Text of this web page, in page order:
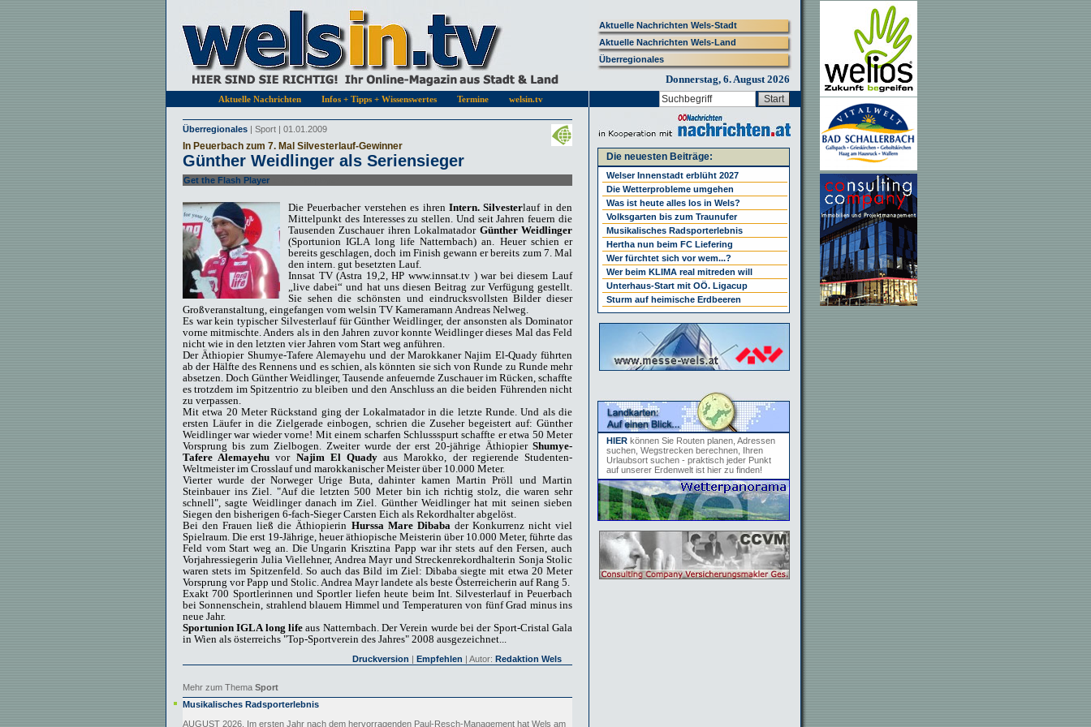
Aktuelle Nachrichten Wels-Stadt
Aktuelle Nachrichten Wels-Land
Überregionales
Donnerstag, 6. August 2026
Aktuelle Nachrichten Infos + Tipps + Wissenswertes Termine welsin.tv
Überregionales | Sport | 01.01.2009
In Peuerbach zum 7. Mal Silvesterlauf-Gewinner
Günther Weidlinger als Seriensieger
Get the Flash Player
Die Peuerbacher verstehen es ihren Intern. Silvesterlauf in den
Mittelpunkt des Interesses zu stellen. Und seit Jahren feuern die
Tausenden Zuschauer ihren Lokalmatador Günther Weidlinger
(Sportunion IGLA long life Natternbach) an. Heuer schien er
bereits geschlagen, doch im Finish gewann er bereits zum 7. Mal
den intern. gut besetzten Lauf.
Innsat TV (Astra 19,2, HP www.innsat.tv ) war bei diesem Lauf
„live dabei“ und hat uns diesen Beitrag zur Verfügung gestellt.
Sie sehen die schönsten und eindrucksvollsten Bilder dieser
Großveranstaltung, eingefangen vom welsin TV Kameramann Andreas Nelweg.
Es war kein typischer Silvesterlauf für Günther Weidlinger, der ansonsten als Dominator
vorne mitmischte. Anders als in den Jahren zuvor konnte Weidlinger dieses Mal das Feld
nicht wie in den letzten vier Jahren vom Start weg anführen.
Der Äthiopier Shumye-Tafere Alemayehu und der Marokkaner Najim El-Quady führten
ab der Hälfte des Rennens und es schien, als könnten sie sich von Runde zu Runde mehr
absetzen. Doch Günther Weidlinger, Tausende anfeuernde Zuschauer im Rücken, schaffte
es trotzdem im Spitzentrio zu bleiben und den Anschluss an die beiden Führenden nicht
zu verpassen.
Mit etwa 20 Meter Rückstand ging der Lokalmatador in die letzte Runde. Und als die
ersten Läufer in die Zielgerade einbogen, schrien die Zuseher begeistert auf: Günther
Weidlinger war wieder vorne! Mit einem scharfen Schlussspurt schaffte er etwa 50 Meter
Vorsprung bis zum Zielbogen. Zweiter wurde der erst 20-jährige Äthiopier Shumye-
Tafere Alemayehu vor Najim El Quady aus Marokko, der regierende Studenten-
Weltmeister im Crosslauf und marokkanischer Meister über 10.000 Meter.
Vierter wurde der Norweger Urige Buta, dahinter kamen Martin Pröll und Martin
Steinbauer ins Ziel. "Auf die letzten 500 Meter bin ich richtig stolz, die waren sehr
schnell", sagte Weidlinger danach im Ziel. Günther Weidlinger hat mit seinen sieben
Siegen den bisherigen 6-fach-Sieger Carsten Eich als Rekordhalter abgelöst.
Bei den Frauen ließ die Äthiopierin Hurssa Mare Dibabader Konkurrenz nicht viel
Spielraum. Die erst 19-Jährige, heuer äthiopische Meisterin über 10.000 Meter, führte das
Feld vom Start weg an. Die Ungarin Krisztina Papp war ihr stets auf den Fersen, auch
Vorjahressiegerin Julia Viellehner, Andrea Mayr und Streckenrekordhalterin Sonja Stolic
waren stets im Spitzenfeld. So auch das Bild im Ziel: Dibaba siegte mit etwa 20 Meter
Vorsprung vor Papp und Stolic. Andrea Mayr landete als beste Österreicherin auf Rang 5.
Exakt 700 Sportlerinnen und Sportler liefen heute beim Int. Silvesterlauf in Peuerbach
bei Sonnenschein, strahlend blauem Himmel und Temperaturen von fünf Grad minus ins
neue Jahr.
Sportunion IGLA long life aus Natternbach. Der Verein wurde bei der Sport-Cristal Gala
in Wien als österreichs "Top-Sportverein des Jahres" 2008 ausgezeichnet...
Druckversion | Empfehlen | Autor: Redaktion Wels
Mehr zum Thema Sport
Musikalisches Radsporterlebnis
AUGUST 2026. Im ersten Jahr nach dem hervorragenden Paul-Resch-Management hat Wels am
Die neuesten Beiträge:
Welser Innenstadt erblüht 2027
Die Wetterprobleme umgehen
Was ist heute alles los in Wels?
Volksgarten bis zum Traunufer
Musikalisches Radsporterlebnis
Hertha nun beim FC Liefering
Wer fürchtet sich vor wem...?
Wer beim KLIMA real mitreden will
Unterhaus-Start mit OÖ. Ligacup
Sturm auf heimische Erdbeeren
HIER können Sie Routen planen, Adressen
suchen, Wegstrecken berechnen, Ihren
Urlaubsort suchen - praktisch jeder Punkt
auf unserer Erdenwelt ist hier zu finden!